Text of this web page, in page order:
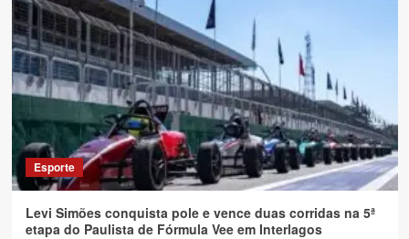
Esporte
Levi Simões conquista pole e vence duas corridas na 5ª
etapa do Paulista de Fórmula Vee em Interlagos